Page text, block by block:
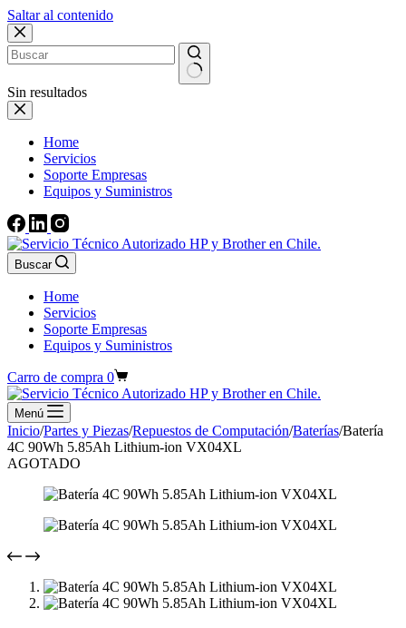
Saltar al contenido
Sin resultados
Home
Servicios
Soporte Empresas
Equipos y Suministros
Buscar
Home
Servicios
Soporte Empresas
Equipos y Suministros
Carro de compra 0
Menú
Inicio/Partes y Piezas/Repuestos de Computación/Baterías/Batería
4C 90Wh 5.85Ah Lithium-ion VX04XL
AGOTADO